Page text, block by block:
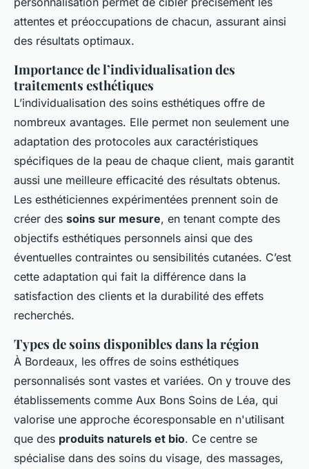
attentes et préoccupations de chacun, assurant ainsi
des résultats optimaux.
Importance de l’individualisation des
traitements esthétiques
L’individualisation des soins esthétiques offre de
nombreux avantages. Elle permet non seulement une
adaptation des protocoles aux caractéristiques
spécifiques de la peau de chaque client, mais garantit
aussi une meilleure efficacité des résultats obtenus.
Les esthéticiennes expérimentées prennent soin de
créer des soins sur mesure, en tenant compte des
objectifs esthétiques personnels ainsi que des
éventuelles contraintes ou sensibilités cutanées. C’est
cette adaptation qui fait la différence dans la
satisfaction des clients et la durabilité des effets
recherchés.
Types de soins disponibles dans la région
À Bordeaux, les offres de soins esthétiques
personnalisés sont vastes et variées. On y trouve des
établissements comme Aux Bons Soins de Léa, qui
valorise une approche écoresponsable en n'utilisant
que des produits naturels et bio. Ce centre se
spécialise dans des soins du visage, des massages,